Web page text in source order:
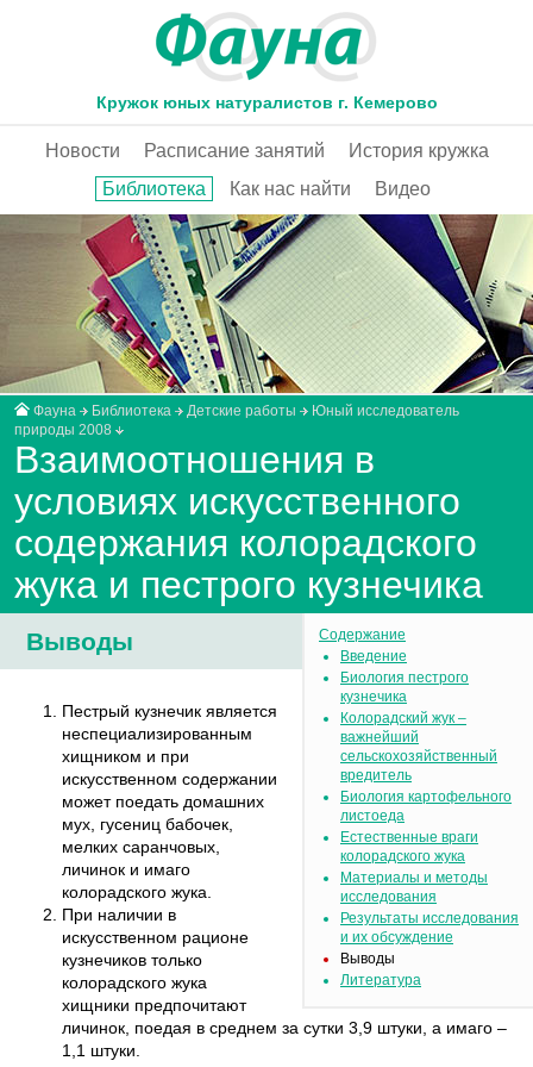
Кружок юных натуралистов г. Кемерово
Новости Расписание занятий
История кружка
Библиотека
Как нас найти Видео
Фауна Библиотека Детские работы
Юный исследователь
природы 2008
Взаимоотношения в
условиях искусственного
содержания колорадского
жука и пестрого кузнечика
Содержание
Введение
Биология пестрого
кузнечика
Колорадский жук –
важнейший
сельскохозяйственный
вредитель
Биология картофельного
листоеда
Естественные враги
колорадского жука
Материалы и методы
исследования
Результаты исследования
и их обсуждение
Выводы
Литература
Выводы
Пестрый кузнечик является
неспециализированным
хищником и при
искусственном содержании
может поедать домашних
мух, гусениц бабочек,
мелких саранчовых,
личинок и имаго
колорадского жука.
При наличии в
искусственном рационе
кузнечиков только
колорадского жука
хищники предпочитают
личинок, поедая в среднем за сутки 3,9 штуки, а имаго –
1,1 штуки.